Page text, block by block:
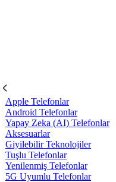
Apple Telefonlar
Android Telefonlar
Yapay Zeka (AI) Telefonlar
Aksesuarlar
Giyilebilir Teknolojiler
Tuşlu Telefonlar
Yenilenmiş Telefonlar
5G Uyumlu Telefonlar